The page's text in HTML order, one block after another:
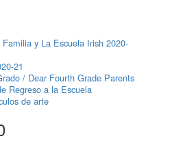
y La Escuela Irish 2020-
21
/ Dear Fourth Grade Parents
Regreso a la Escuela
de arte